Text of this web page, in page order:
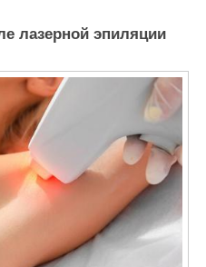
лазерной эпиляции